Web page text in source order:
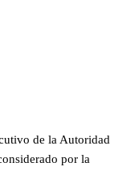
de la Autoridad
por la